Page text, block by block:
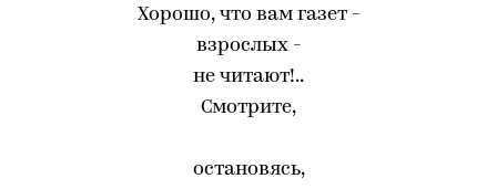
Хорошо, что вам газет -
взрослых -
не читают!..
Смотрите,
остановясь,